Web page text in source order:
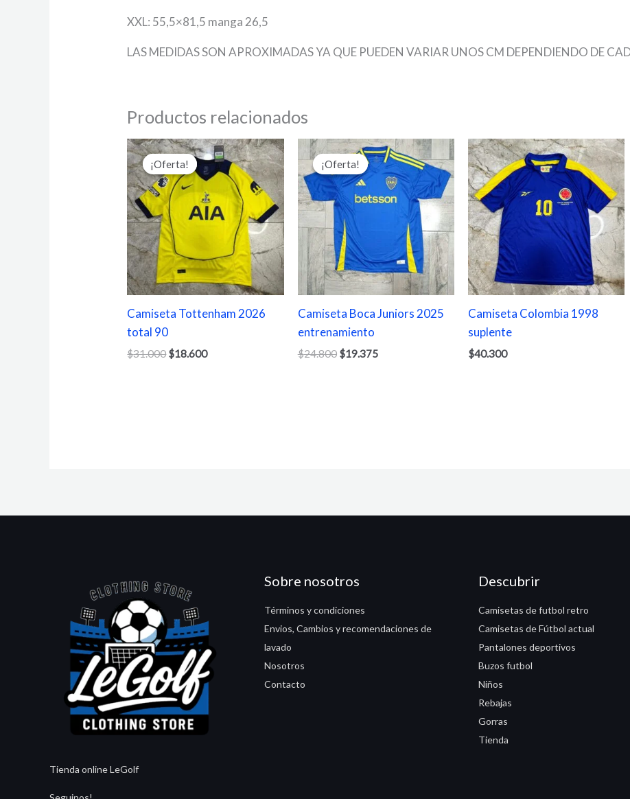
XXL: 55,5×81,5 manga 26,5
LAS MEDIDAS SON APROXIMADAS YA QUE PUEDEN VARIAR UNOS CM DEPENDIENDO DE
Productos relacionados
¡Oferta!
¡Oferta!
Camiseta Tottenham 2026
total 90
$31.000
El
precio
original
era:
$31.000.
$18.600
El
precio
actual
es:
$18.600.
¡Oferta!
¡Oferta!
Camiseta Boca Juniors 2025
entrenamiento
$24.800
El
precio
original
era:
$24.800.
$19.375
El
precio
actual
es:
$19.375.
Camiseta Colombia 1998
suplente
$40.300
Tienda online LeGolf
Sobre nosotros
Términos y condiciones
Envios, Cambios y recomendaciones de
lavado
Nosotros
Contacto
Descubrir
Camisetas de futbol retro
Camisetas de Fútbol actual
Pantalones deportivos
Buzos futbol
Niños
Rebajas
Gorras
Tienda